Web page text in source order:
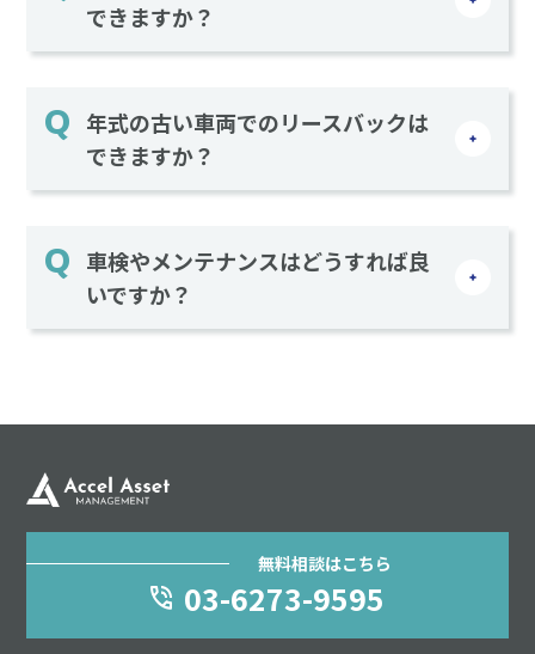
できますか？
年式の古い車両でのリースバックは
できますか？
車検やメンテナンスはどうすれば良
いですか？
無料相談はこちら
03-6273-9595